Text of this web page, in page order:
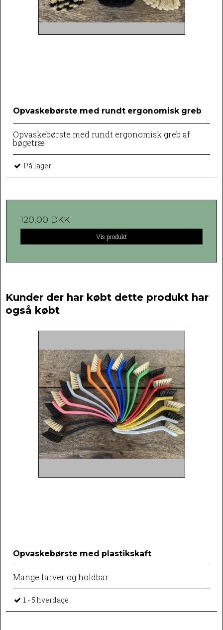
Opvaskebørste med rundt ergonomisk greb
Opvaskebørste med rundt ergonomisk greb af
bøgetræ
På lager
120,00 DKK
Vis produkt
Kunder der har købt dette produkt har
også købt
Opvaskebørste med plastikskaft
Mange farver og holdbar
1 - 5 hverdage